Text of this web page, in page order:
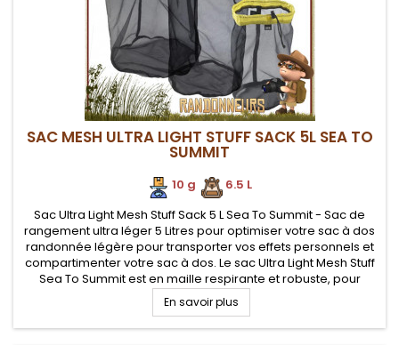
SAC MESH ULTRA LIGHT STUFF SACK 5L SEA TO
SUMMIT
10 g
6.5 L
Sac Ultra Light Mesh Stuff Sack 5 L Sea To Summit - Sac de
rangement ultra léger 5 Litres pour optimiser votre sac à dos
randonnée légère pour transporter vos effets personnels et
compartimenter votre sac à dos. Le sac Ultra Light Mesh Stuff
Sea To Summit est en maille respirante et robuste, pour
ranger du matériel humide ou devant respirer
En savoir plus